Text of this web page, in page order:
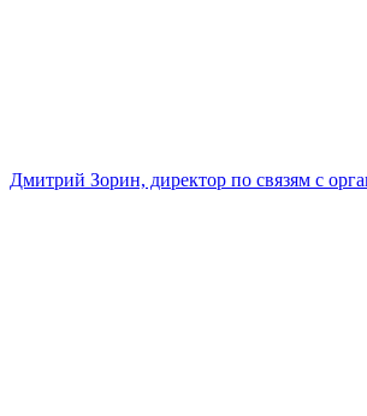
Дмитрий Зорин, директор по связям с